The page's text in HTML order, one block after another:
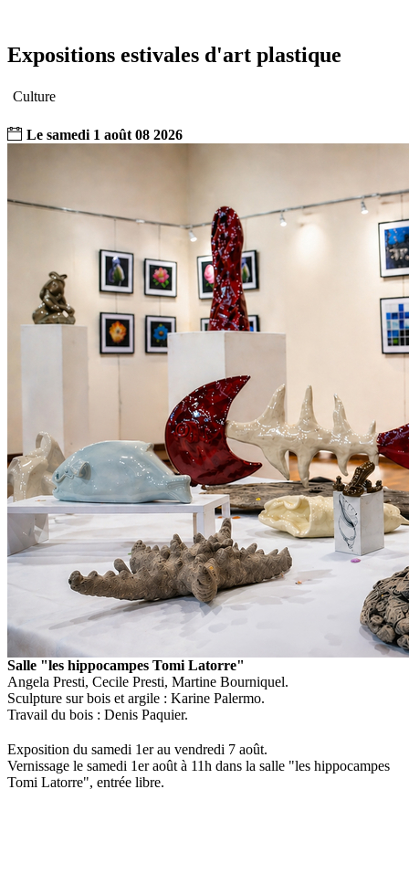
Expositions estivales d'art plastique
Culture
Le samedi 1 août 08 2026
Salle "les hippocampes Tomi Latorre"
Angela Presti, Cecile Presti, Martine Bourniquel.
Sculpture sur bois et argile : Karine Palermo.
Travail du bois : Denis Paquier.
Exposition du samedi 1er au vendredi 7 août.
Vernissage le samedi 1er août à 11h dans la salle "les hippocampes
Tomi Latorre", entrée libre.